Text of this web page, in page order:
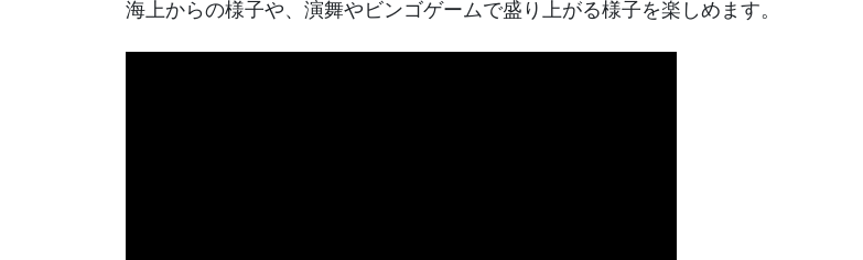
海上からの様子や、演舞やビンゴゲームで盛り上がる様子を楽しめます。